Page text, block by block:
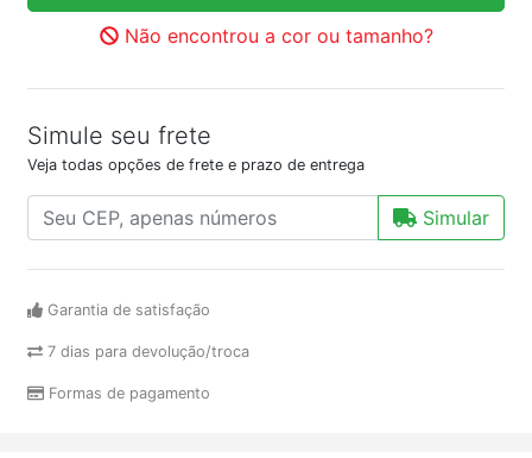
Não encontrou a cor ou tamanho?
Simule seu frete
Veja todas opções de frete e prazo de entrega
Simular
Garantia de satisfação
7 dias para devolução/troca
Formas de pagamento